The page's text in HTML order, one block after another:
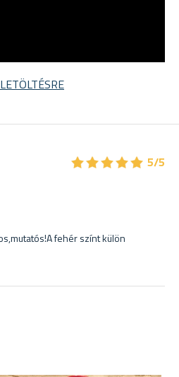
★★★★★
★★★★★ 5/5
fehér színt külön